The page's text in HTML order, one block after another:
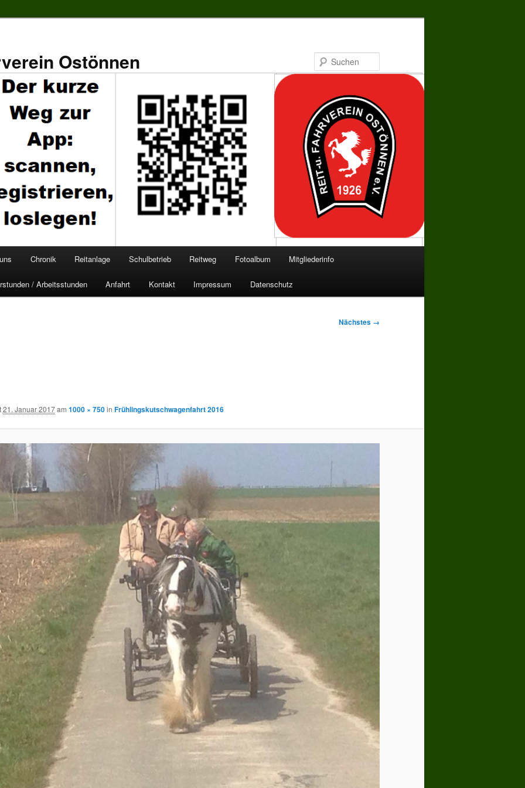
Ostönnen
Chronik Reitanlage Schulbetrieb Reitweg Fotoalbum Mitgliederinfo
/ Arbeitsstunden Anfahrt Kontakt Impressum Datenschutz
Nächstes →
21. Januar 2017am 1000 × 750in Frühlingskutschwagenfahrt 2016